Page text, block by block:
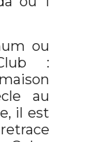
ou
:
au
il est